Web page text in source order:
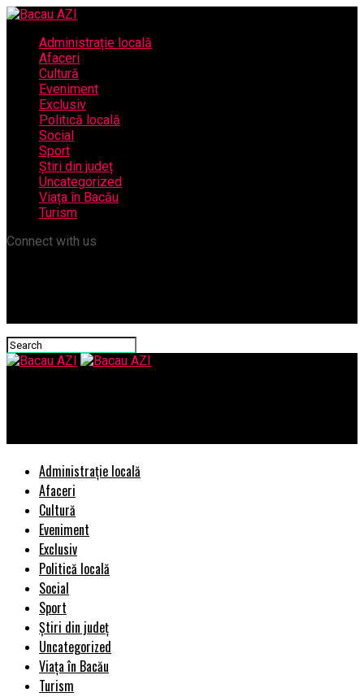
Administrație locală
Afaceri
Cultură
Eveniment
Exclusiv
Politică locală
Social
Sport
Știri din județ
Uncategorized
Viața în Bacău
Turism
Connect with us
Administrație locală
Afaceri
Cultură
Eveniment
Exclusiv
Politică locală
Social
Sport
Știri din județ
Uncategorized
Viața în Bacău
Turism